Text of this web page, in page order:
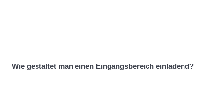
Wie gestaltet man einen Eingangsbereich einladend?